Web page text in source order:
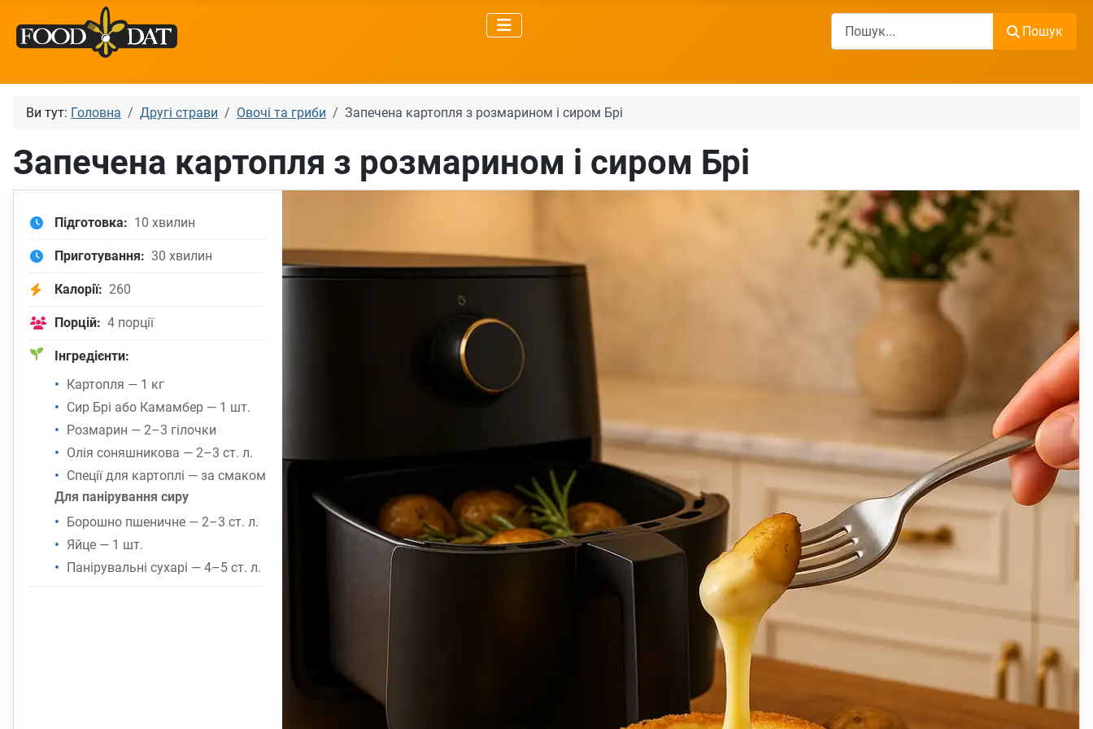
Пошук
Пошук
Ви тут: Головна Другі страви Овочі та гриби Запечена картопля з розмарином і сиром Брі
Запечена картопля з розмарином і сиром Брі
Підготовка: 10 хвилин
Приготування: 30 хвилин
Калорії: 260
Порцій: 4 порції
Інгредієнти:
Картопля — 1 кг
Сир Брі або Камамбер — 1 шт.
Розмарин — 2–3 гілочки
Олія соняшникова — 2–3 ст. л.
Спеції для картоплі — за смаком
Для панірування сиру
Борошно пшеничне — 2–3 ст. л.
Яйце — 1 шт.
Панірувальні сухарі — 4–5 ст. л.